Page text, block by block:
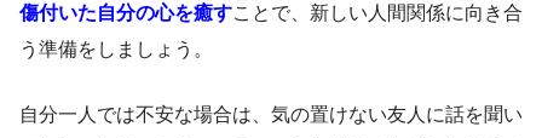
傷付いた自分の心を癒すことで、新しい人間関係に向き合
う準備をしましょう。
自分一人では不安な場合は、気の置けない友人に話を聞い